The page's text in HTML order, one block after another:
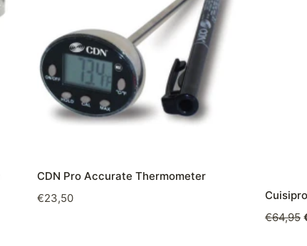
CDN Pro Accurate Thermometer
€23,50
€64,95